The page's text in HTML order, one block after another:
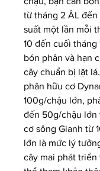
từ tháng 2 ÂL đến
suất một lần mỗi
10 đến cuối tháng
bón phân và hạn
cây chuẩn bị lặt
phân hữu cơ
100g/chậu lớn,
đến 50g/chậu lớn
cơ sông Gianh từ
lớn là mức lý
cây mai phát triển